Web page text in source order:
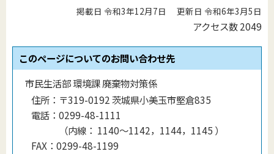
掲載日 令和3年12月7日 更新日 令和6年3月5日
アクセス数2049
このページについてのお問い合わせ先
市民生活部 環境課 廃棄物対策係
住所： 〒319-0192 茨城県小美玉市堅倉835
電話： 0299-48-1111
（内線 ： 1140〜1142，1144，1145 ）
FAX： 0299-48-1199